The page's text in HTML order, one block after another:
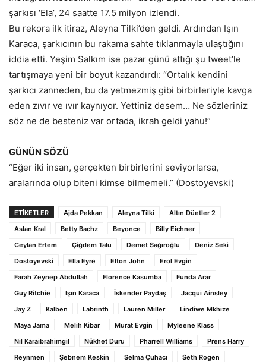
şarkısı ‘Ela’, 24 saatte 17.5 milyon izlendi.
Bu rekora ilk itiraz, Aleyna Tilki’den geldi. Ardından Işın
Karaca, şarkıcının bu rakama sahte tıklanmayla ulaştığını
iddia etti. Yeşim Salkım ise pazar günü attığı şu tweet’le
tartışmaya yeni bir boyut kazandırdı: “Ortalık kendini
şarkıcı zanneden, bu da yetmezmiş gibi birbirleriyle kavga
eden zıvır ve ıvır kaynıyor. Yettiniz desem… Ne sözleriniz
söz ne de besteniz var ortada, ikrah geldi yahu!”
GÜNÜN SÖZÜ
“Eğer iki insan, gerçekten birbirlerini seviyorlarsa,
aralarında olup biteni kimse bilmemeli.” (Dostoyevski)
ETİKETLER Ajda Pekkan Aleyna Tilki
Altın Düetler 2
Aslan Kral
Betty Bachz Beyonce
Billy Eichner
Ceylan Ertem
Çiğdem Talu Demet Sağıroğlu
Deniz Seki
Dostoyevski
Ella Eyre Elton John
Erol Evgin
Farah Zeynep Abdullah
Florence Kasumba
Funda Arar
Guy Ritchie
Işın Karaca İskender Paydaş
Jacqui Ainsley
Jay Z
Kalben Labrinth Lauren Miller
Lindiwe Mkhize
Maya Jama
Melih Kibar Murat Evgin
Myleene Klass
Nil Karaibrahimgil
Nükhet Duru Pharrell Williams
Prens Harry
Reynmen
Şebnem Keskin Selma Çuhacı
Seth Rogen